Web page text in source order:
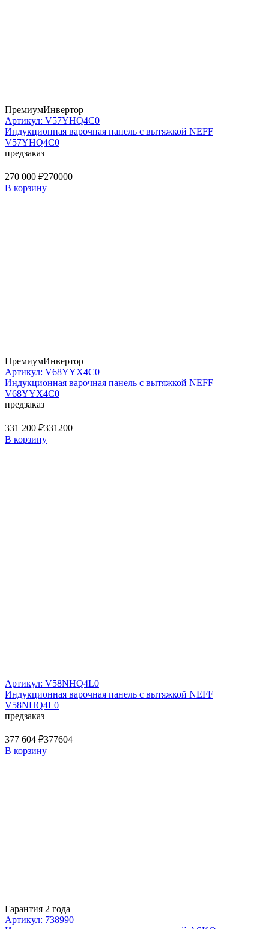
ПремиумИнвертор
Артикул: V57YHQ4C0
Индукционная варочная панель с вытяжкой NEFF
V57YHQ4C0
предзаказ
270 000 ₽270000
В корзину
ПремиумИнвертор
Артикул: V68YYX4C0
Индукционная варочная панель с вытяжкой NEFF
V68YYX4C0
предзаказ
331 200 ₽331200
В корзину
Артикул: V58NHQ4L0
Индукционная варочная панель с вытяжкой NEFF
V58NHQ4L0
предзаказ
377 604 ₽377604
В корзину
Гарантия 2 года
Артикул: 738990